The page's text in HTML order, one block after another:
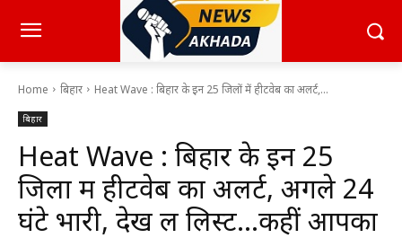
Home बिहार Heat Wave : बिहार के इन 25 जिलों में हीटवेब का अलर्ट,...
बिहार
Heat Wave : बिहार के इन 25
जिलों में हीटवेब का अलर्ट, अगले 24
घंटे भारी, देख लें लिस्ट…कहीं आपका